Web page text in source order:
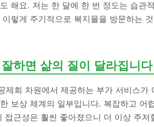
해요. 저는 한 달에 한 번 정도는 습관
렇게 주기적으로 복지몰을 방문하는
하면 삶의 질이 달라집니다
제회 차원에서 제공하는 부가 서비스가
보상 체계의 일부입니다. 복잡하고 어
접근성은 훨씬 좋아졌으니 더 이상 주저